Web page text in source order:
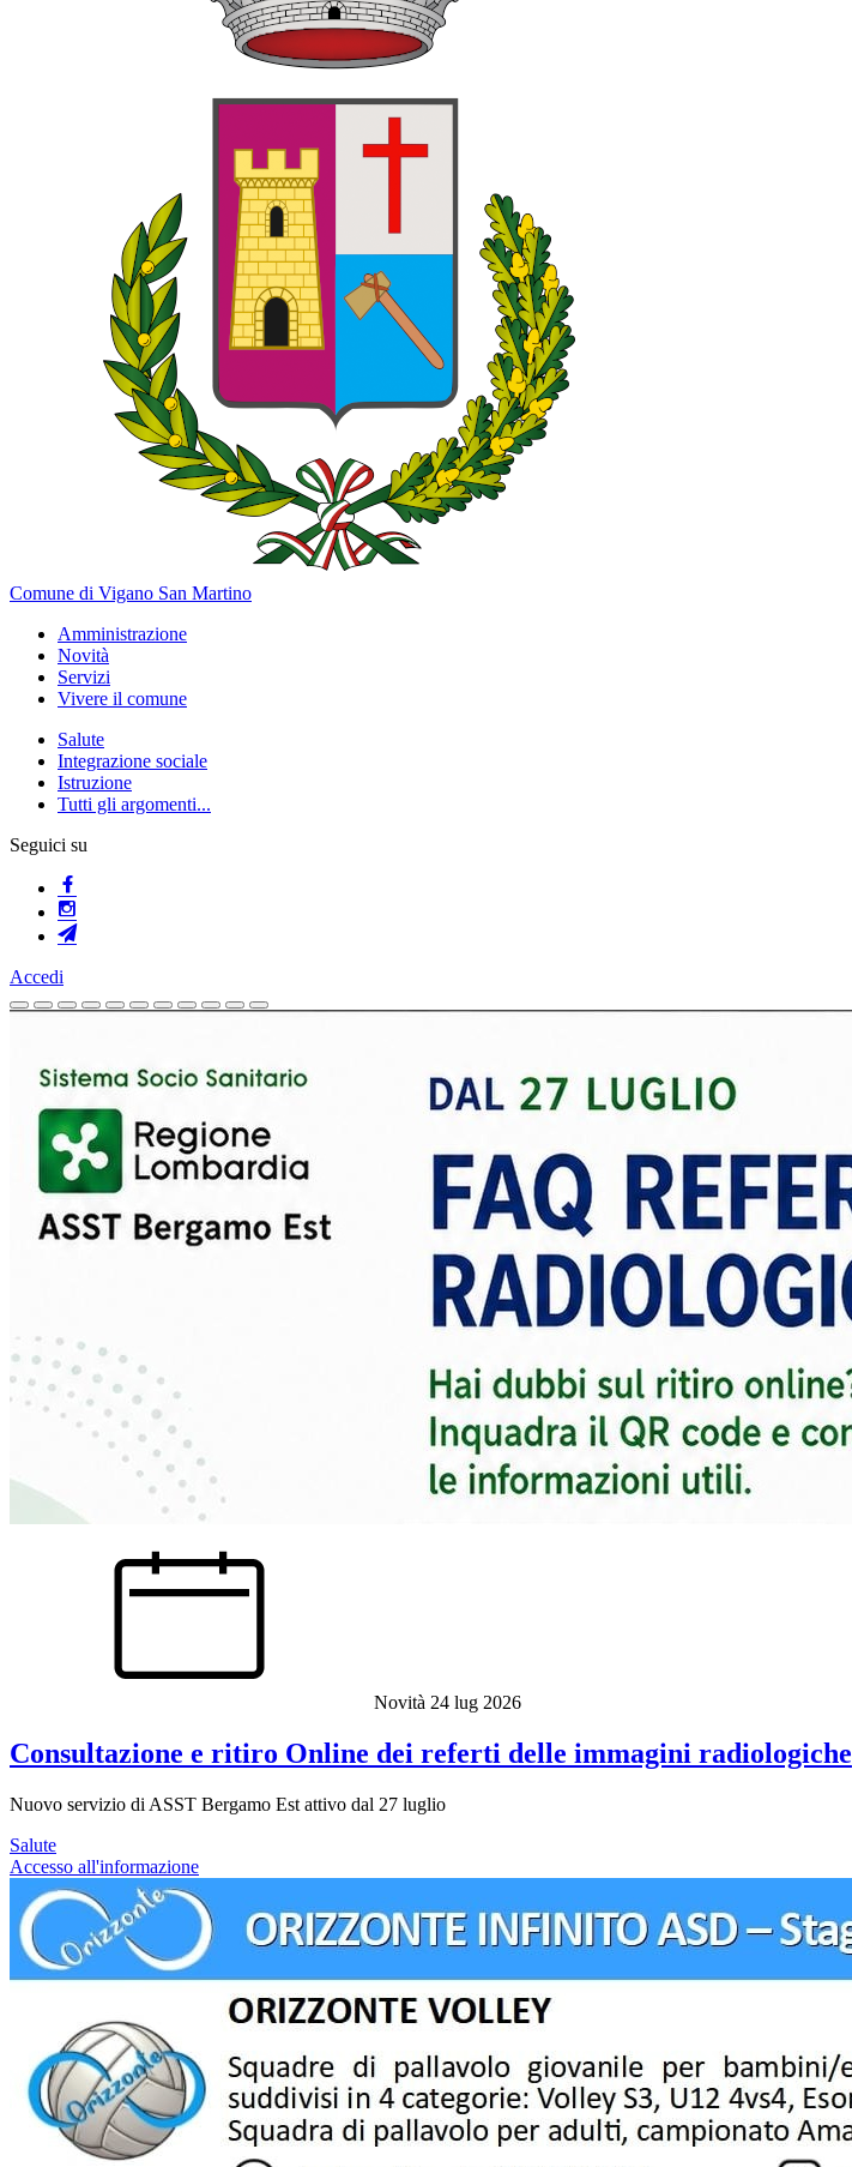
Comune di Vigano San Martino
Amministrazione
Novità
Servizi
Vivere il comune
Salute
Integrazione sociale
Istruzione
Tutti gli argomenti...
Seguici su
Accedi
Homepage
Novità 24 lug 2026
Consultazione e ritiro Online dei referti delle immagini radiologiche
Nuovo servizio di ASST Bergamo Est attivo dal 27 luglio
Salute
Accesso all'informazione